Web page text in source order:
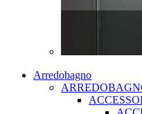
Arredobagno